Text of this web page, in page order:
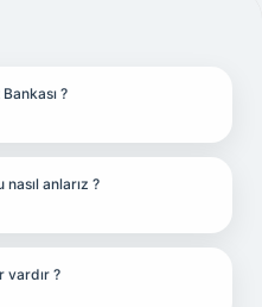
?
anlarız ?
vardır ?